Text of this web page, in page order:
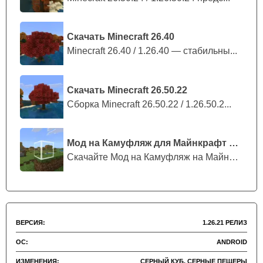
Скачать Minecraft 26.40
Minecraft 26.40 / 1.26.40 — стабильны...
Скачать Minecraft 26.50.22
Сборка Minecraft 26.50.22 / 1.26.50.2...
Мод на Камуфляж для Майнкрафт ПЕ
Скачайте Мод на Камуфляж на Майнкрафт...
ВЕРСИЯ: 1.26.21 РЕЛИЗ
ОС: ANDROID
ИЗМЕНЕНИЯ: СЕРНЫЙ КУБ, СЕРНЫЕ ПЕЩЕРЫ
зависание. После правки процесс крафта, переплавки
руды, еды и других материалов должен стать спокойнее.
Стабильность и работа на
Android
Главная практическая польза версии — исправление
вылетов. В changelog указаны несколько crash-проблем:
во время игры, при запуске и при использовании поиска
игроков без авторизации. Для Bedrock это важный
момент, потому что внезапный вылет может прервать
Скачать Minecraft PE 26.21 / 1.26.21 можно
рассматривать как разумный шаг, если прошлая версия
на устройстве запускалась нестабильно. Особенно это